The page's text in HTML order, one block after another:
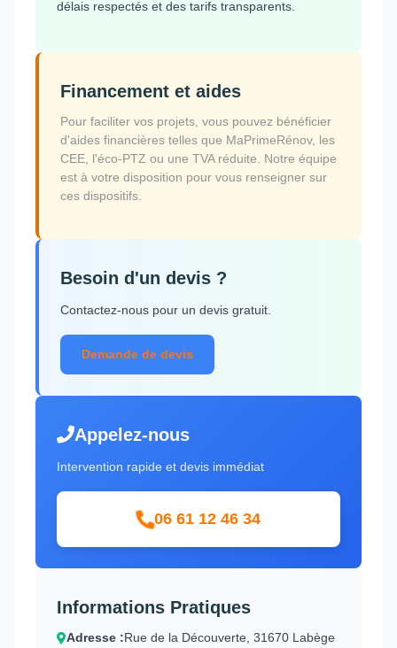
délais respectés et des tarifs transparents.
Financement et aides
Pour faciliter vos projets, vous pouvez bénéficier
d'aides financières telles que MaPrimeRénov, les
CEE, l'éco-PTZ ou une TVA réduite. Notre équipe
est à votre disposition pour vous renseigner sur
ces dispositifs.
Besoin d'un devis ?
Contactez-nous pour un devis gratuit.
Demande de devis
Appelez-nous
Intervention rapide et devis immédiat
06 61 12 46 34
Informations Pratiques
Adresse :Rue de la Découverte, 31670 Labège